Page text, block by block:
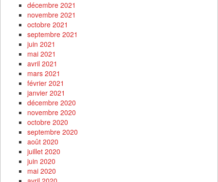
décembre 2021
novembre 2021
octobre 2021
septembre 2021
juin 2021
mai 2021
avril 2021
mars 2021
février 2021
janvier 2021
décembre 2020
novembre 2020
octobre 2020
septembre 2020
août 2020
juillet 2020
juin 2020
mai 2020